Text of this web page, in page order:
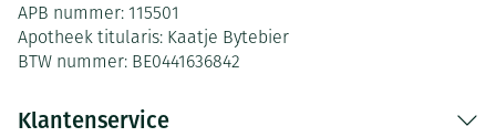
APB nummer: 115501
Apotheek titularis: Kaatje Bytebier
BTW nummer: BE0441636842
Klantenservice